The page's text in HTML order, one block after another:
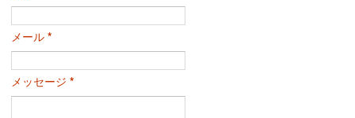
メール *
メッセージ *